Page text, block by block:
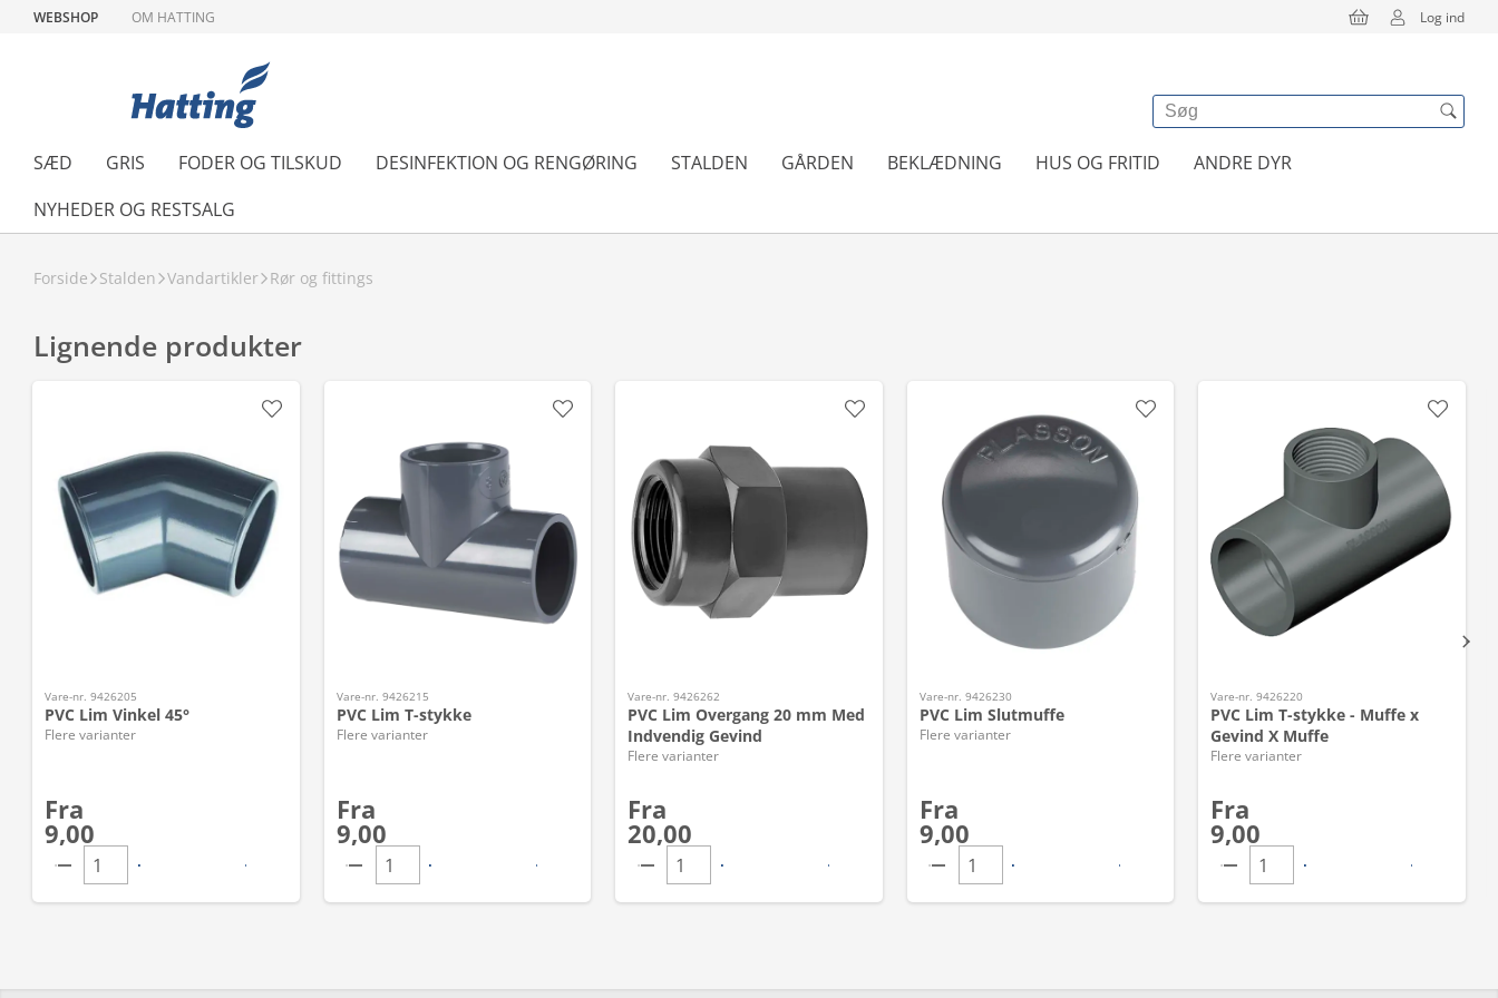
WEBSHOP OM HATTING Log ind
SÆD GRIS FODER OG TILSKUD DESINFEKTION OG RENGØRING STALDEN GÅRDEN BEKLÆDNING HUS OG FRITID
ANDRE DYR
NYHEDER OG RESTSALG
Forside Stalden Vandartikler Rør og fittings
Lignende produkter
Vare-nr. 9426205
PVC Lim Vinkel 45°
Flere varianter
Fra
9,00
Vare-nr. 9426215
PVC Lim T-stykke
Flere varianter
Fra
9,00
Vare-nr. 9426262
PVC Lim Overgang 20 mm Med
Indvendig Gevind
Flere varianter
Fra
20,00
Vare-nr. 9426230
PVC Lim Slutmuffe
Flere varianter
Fra
9,00
Vare-nr. 9426220
PVC Lim T-stykke - Muffe x
Gevind X Muffe
Flere varianter
Fra
9,00